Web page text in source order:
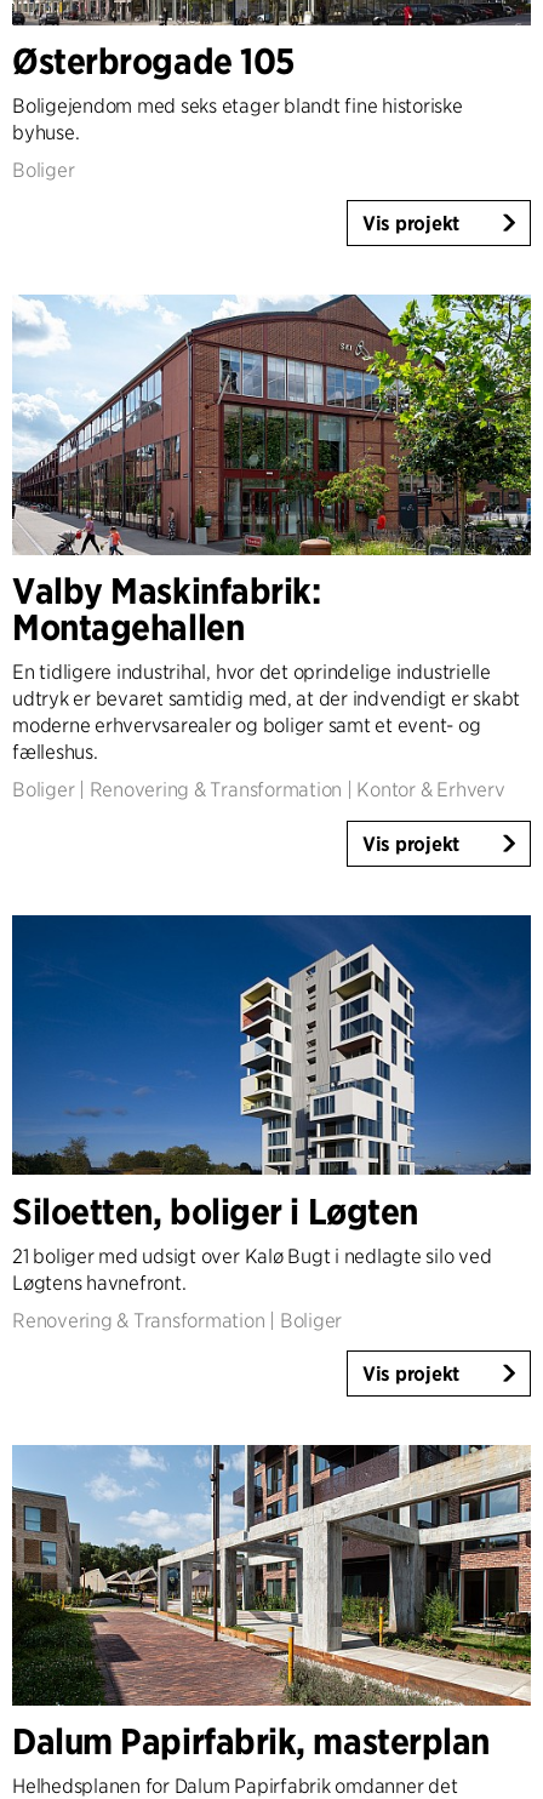
Østerbrogade 105
Boligejendom med seks etager blandt fine historiske
byhuse.
Boliger
Vis projekt
Valby Maskinfabrik:
Montagehallen
En tidligere industrihal, hvor det oprindelige industrielle
udtryk er bevaret samtidig med, at der indvendigt er skabt
moderne erhvervsarealer og boliger samt et event- og
fælleshus.
Boliger| Renovering & Transformation Kontor & Erhverv
Vis projekt
Siloetten, boliger i Løgten
21 boliger med udsigt over Kalø Bugt i nedlagte silo ved
Løgtens havnefront.
Renovering & Transformation
Boliger
Vis projekt
Dalum Papirfabrik, masterplan
Helhedsplanen for Dalum Papirfabrik omdanner det